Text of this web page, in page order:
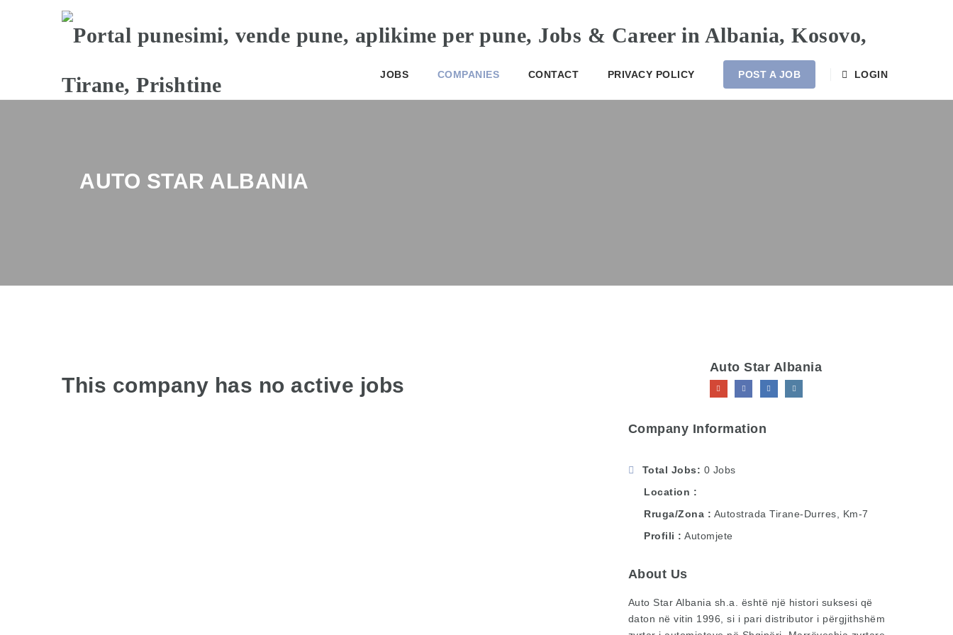
JOBS COMPANIES CONTACT PRIVACY POLICY POST A JOB LOGIN
AUTO STAR ALBANIA
This company has no active jobs
Auto Star Albania
Company Information
Total Jobs
0 Jobs
Location
Rruga/Zona
Autostrada Tirane-Durres, Km-7
Profili
Automjete
About Us
Auto Star Albania sh.a. është një histori suksesi që
daton në vitin 1996, si i pari distributor i përgjithshëm